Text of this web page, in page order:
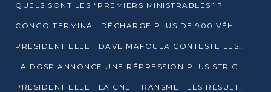
QUELS SONT LES “PREMIERS MINISTRABLES” ?
CONGO TERMINAL DÉCHARGE PLUS DE 900 VÉHICULES EN QUELQUES HEURES
PRÉSIDENTIELLE : DAVE MAFOULA CONTESTE LES RÉSULTATS PROVISOIRES
LA DGSP ANNONCE UNE RÉPRESSION PLUS STRICTE CONTRE LES MOTO-TAXIS
PRÉSIDENTIELLE : LA CNEI TRANSMET LES RÉSULTATS PROVISOIRES À LA COUR CONSTITUTIONNELLE